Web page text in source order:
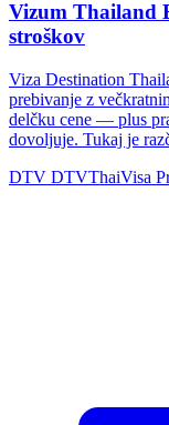
Vizum Thailand
stroškov
Viza Destination
prebivanje z
delčku cene — plus
dovoljuje. Tukaj je
DTV DTVThaiVisa